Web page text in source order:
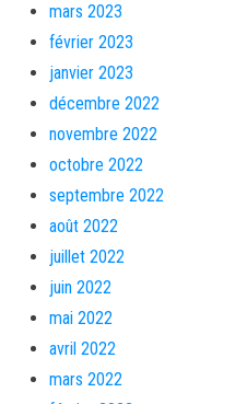
mars 2023
février 2023
janvier 2023
décembre 2022
novembre 2022
octobre 2022
septembre 2022
août 2022
juillet 2022
juin 2022
mai 2022
avril 2022
mars 2022